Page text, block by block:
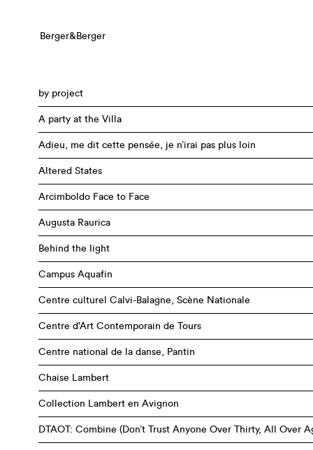
Berger&Berger
by project
A party at the Villa
Adieu, me dit cette pensée, je n’irai pas plus loin
Altered States
Arcimboldo Face to Face
Augusta Raurica
Behind the light
Campus Aquafin
Centre culturel Calvi-Balagne, Scène Nationale
Centre d'Art Contemporain de Tours
Centre national de la danse, Pantin
Chaise Lambert
Collection Lambert en Avignon
DTAOT: Combine (Don’t Trust Anyone Over Thirty, All Over